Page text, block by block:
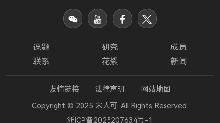
课题 研究
成员
联系
花絮 新闻
友情链接 法律声明
网站地图
Copyright © 2025 宋人可. All Rights Reserved.
浙ICP备2025207634号-1